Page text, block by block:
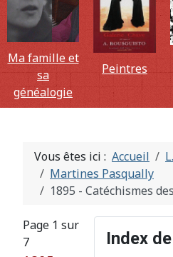
Ma famille et
sa
généalogie
Peintres
Vous êtes ici : Accueil
Martines Pasqually
1895 - Catéchismes
Index
Page 1 sur
7